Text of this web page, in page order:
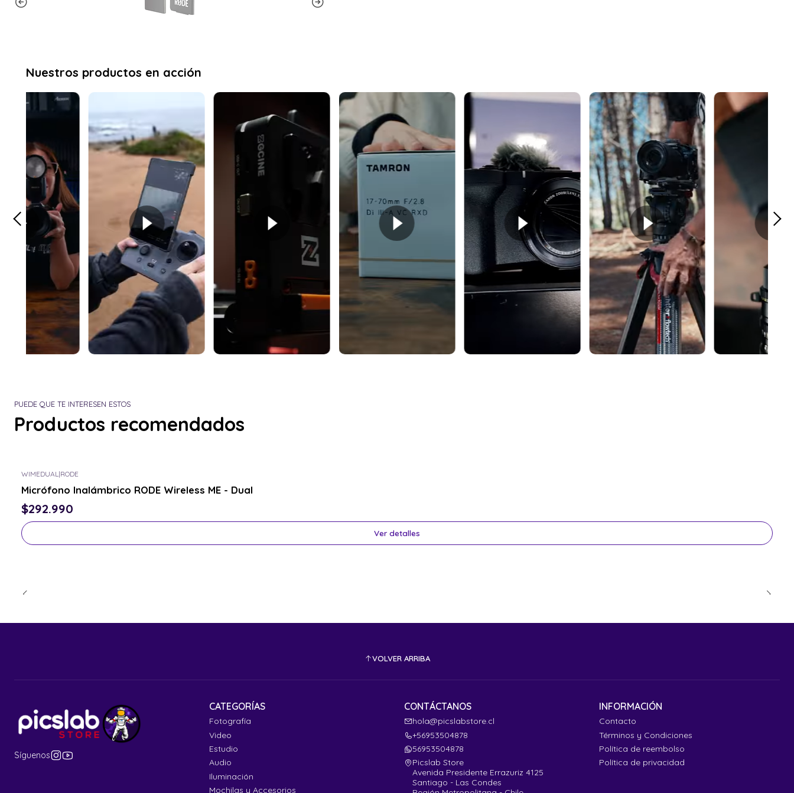
PUEDE QUE TE INTERESEN ESTOS
Productos recomendados
WIMEDUAL |RODE
Micrófono Inalámbrico RODE Wireless ME - Dual
$292.990
Ver detalles
VOLVER ARRIBA
Síguenos
CATEGORÍAS
Fotografía
Video
Estudio
Audio
Iluminación
Mochilas y Accesorios
CONTÁCTANOS
hola@picslabstore.cl
+56953504878
56953504878
Picslab Store
Avenida Presidente Errazuriz 4125
Santiago - Las Condes
INFORMACIÓN
Contacto
Términos y Condiciones
Política de reembolso
Política de privacidad